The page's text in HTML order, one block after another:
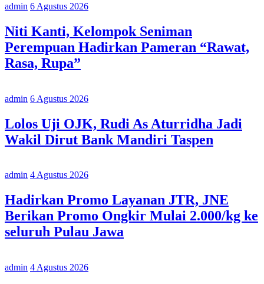
admin 6 Agustus 2026
Niti Kanti, Kelompok Seniman
Perempuan Hadirkan Pameran “Rawat,
Rasa, Rupa”
admin 6 Agustus 2026
Lolos Uji OJK, Rudi As Aturridha Jadi
Wakil Dirut Bank Mandiri Taspen
admin 4 Agustus 2026
Hadirkan Promo Layanan JTR, JNE
Berikan Promo Ongkir Mulai 2.000/kg ke
seluruh Pulau Jawa
admin 4 Agustus 2026